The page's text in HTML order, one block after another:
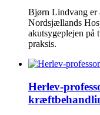
Bjørn Lindvang er
Nordsjællands
akutsygeplejen på
praksis.
Herlev-